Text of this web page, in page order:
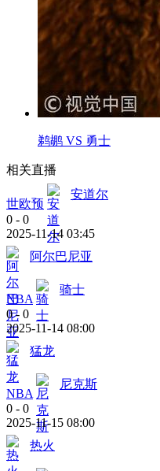
鹈鹕 VS 勇士
相关直播
世欧预
安道尔
0 - 0
2025-11-14 03:45
阿尔巴尼亚
NBA
骑士
0 - 0
2025-11-14 08:00
猛龙
NBA
尼克斯
0 - 0
2025-11-15 08:00
热火